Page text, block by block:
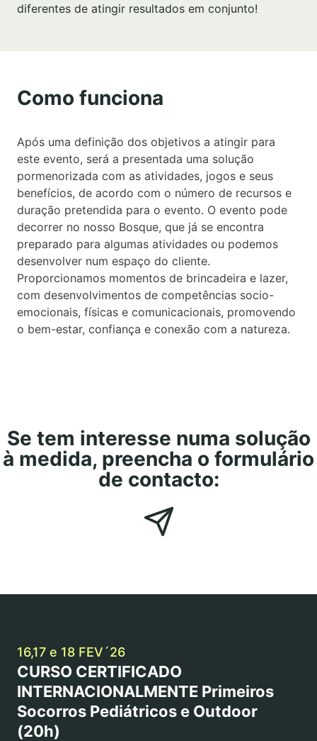
diferentes de atingir resultados em conjunto!
Como funciona
Após uma definição dos objetivos a atingir para
este evento, será a presentada uma solução
pormenorizada com as atividades, jogos e seus
benefícios, de acordo com o número de recursos e
duração pretendida para o evento. O evento pode
decorrer no nosso Bosque, que já se encontra
preparado para algumas atividades ou podemos
desenvolver num espaço do cliente.
Proporcionamos momentos de brincadeira e lazer,
com desenvolvimentos de competências socio-
emocionais, físicas e comunicacionais, promovendo
o bem-estar, confiança e conexão com a natureza.
Se tem interesse numa solução
à medida, preencha o formulário
de contacto:
16,17 e 18 FEV´26
CURSO CERTIFICADO
INTERNACIONALMENTE Primeiros
Socorros Pediátricos e Outdoor
(20h)